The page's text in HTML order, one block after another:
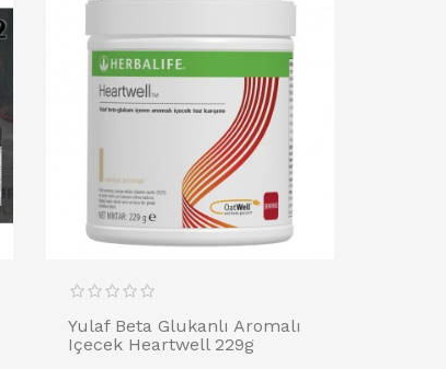
Yulaf Beta Glukanlı Aromalı
Içecek Heartwell 229g